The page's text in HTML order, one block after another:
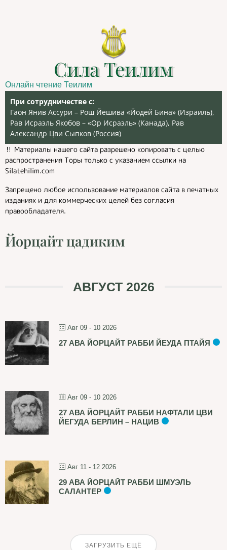
Сила Теилим
Онлайн чтение Теилим
При сотрудничестве с:
Гаон Янив Ассури – Рош Йешива «Йодей Бина» (Израиль),
Рав Исраэль Якобов – «Ор Исраэль» (Канада), Рав
Александр Цви Сыпков (Россия)
‼️ Материалы нашего сайта разрешено копировать с целью
распространения Торы только с указанием ссылки на
Silatehilim.com
Запрещено любое использование материалов сайта в печатных
изданиях и для коммерческих целей без согласия
правообладателя.
Йорцайт цадиким
АВГУСТ 2026
Авг 09 - 10 2026
27 АВА ЙОРЦАЙТ РАББИ ЙЕУДА ПТАЙЯ
Авг 09 - 10 2026
27 АВА ЙОРЦАЙТ РАББИ НАФТАЛИ ЦВИ
ЙЕГУДА БЕРЛИН – НАЦИВ
Авг 11 - 12 2026
29 АВА ЙОРЦАЙТ РАББИ ШМУЭЛЬ
САЛАНТЕР
ЗАГРУЗИТЬ ЕЩЁ